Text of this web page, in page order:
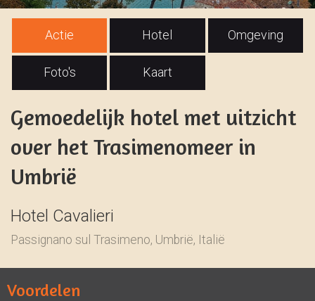
Actie Hotel Omgeving
Foto's Kaart
Gemoedelijk hotel met uitzicht
over het Trasimenomeer in
Umbrië
Hotel Cavalieri
Passignano sul Trasimeno, Umbrië, Italië
Voordelen